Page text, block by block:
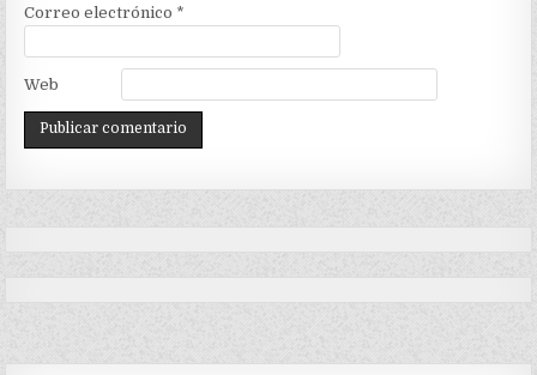
Correo electrónico *
Web